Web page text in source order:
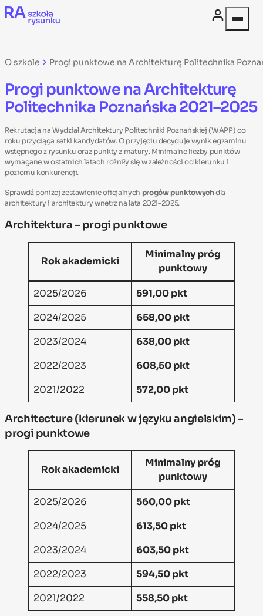
Skip to content
O szkole Progi punktowe na Architekturę Politechnika
Progi punktowe na Architekturę
Politechnika Poznańska 2021–2025
Rekrutacja na Wydział Architektury Politechniki Poznańskiej (WAPP) co
roku przyciąga setki kandydatów. O przyjęciu decyduje wynik egzaminu
wstępnego z rysunku oraz punkty z matury. Minimalne liczby punktów
wymagane w ostatnich latach różniły się w zależności od kierunku i
poziomu konkurencji.
Sprawdź poniżej zestawienie oficjalnych progów punktowych dla
architektury i architektury wnętrz na lata 2021–2025.
Architektura – progi punktowe
Rok akademicki
Minimalny próg
punktowy
2025/2026
591,00 pkt
2024/2025
658,00 pkt
2023/2024
638,00 pkt
2022/2023
608,50 pkt
2021/2022
572,00 pkt
Architecture (kierunek w języku angielskim) –
progi punktowe
Rok akademicki
Minimalny próg
punktowy
2025/2026
560,00 pkt
2024/2025
613,50 pkt
2023/2024
603,50 pkt
2022/2023
594,50 pkt
2021/2022
558,50 pkt